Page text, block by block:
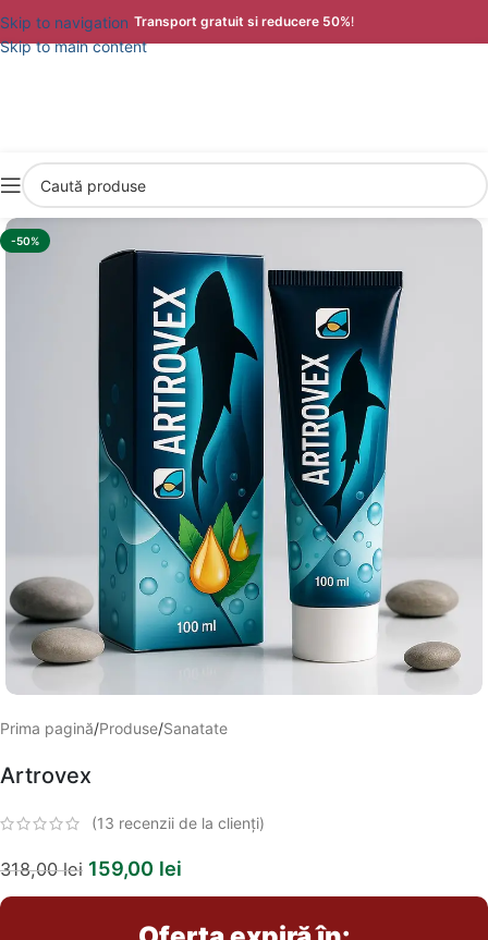
Skip to navigation
Skip to main content
Transport gratuit si reducere 50%!
-50%
Prima pagină/Produse/Sanatate
Artrovex
(13 recenzii de la clienți)
318,00lei 159,00 lei